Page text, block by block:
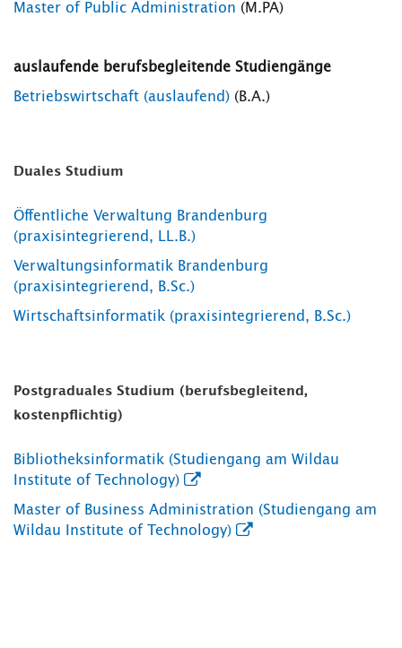
Master of Public Administration (M.PA)
auslaufende berufsbegleitende Studiengänge
Betriebswirtschaft (auslaufend) (B.A.)
Duales Studium
Öffentliche Verwaltung Brandenburg
(praxisintegrierend, LL.B.)
Verwaltungsinformatik Brandenburg
(praxisintegrierend, B.Sc.)
Wirtschaftsinformatik (praxisintegrierend, B.Sc.)
Postgraduales Studium (berufsbegleitend,
kostenpflichtig)
Bibliotheksinformatik (Studiengang am Wildau
Institute of Technology)
Master of Business Administration (Studiengang am
Wildau Institute of Technology)